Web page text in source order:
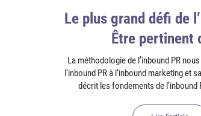
Le plus grand défi de
Être pertinent
La méthodologie de l’inbound PR
l’inbound PR à l’inbound marketing et
décrit les fondements de l’inbound